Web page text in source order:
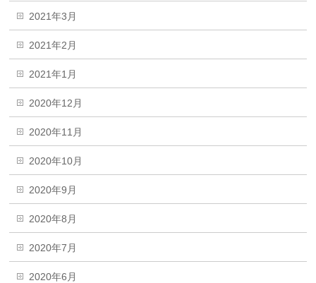
2021年3月
2021年2月
2021年1月
2020年12月
2020年11月
2020年10月
2020年9月
2020年8月
2020年7月
2020年6月